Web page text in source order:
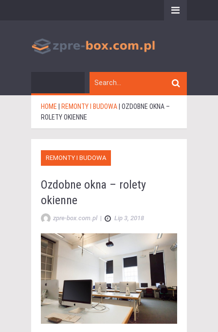
HOME REMONTY I BUDOWA OZDOBNE OKNA –
ROLETY OKIENNE
REMONTY I BUDOWA
Ozdobne okna – rolety
okienne
zpre-box.com.pl | Lip 3, 2018